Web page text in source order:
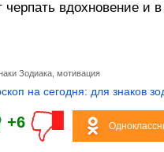
черпать вдохновение и
Зодиака мотивация
на сегодня: для знаков
+6